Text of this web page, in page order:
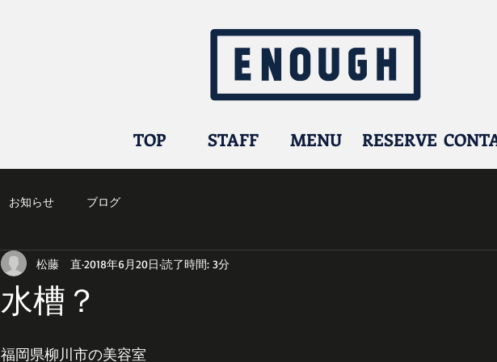
TOP STAFF MENU RESERVE
お知らせ ブログ
水槽？
松藤 直 2018年6月20日 読了時間: 3分
福岡県柳川市の美容室